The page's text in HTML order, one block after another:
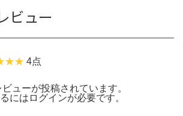
ビュー
4点
ューが投稿されています。
には ログインが必要です。